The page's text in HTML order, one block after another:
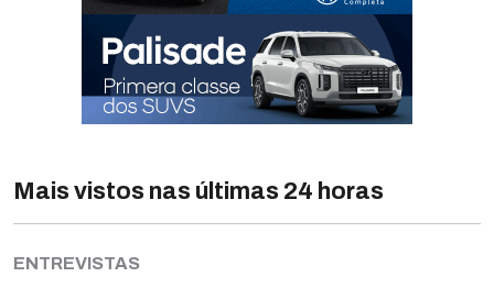
Mais vistos nas últimas 24 horas
ENTREVISTAS